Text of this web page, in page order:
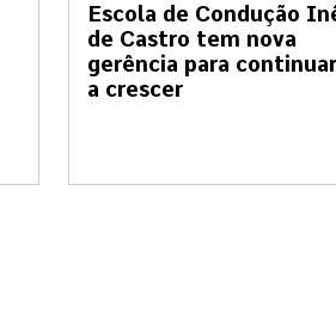
Escola de Condução
de Castro tem nova
gerência para continuar
a crescer